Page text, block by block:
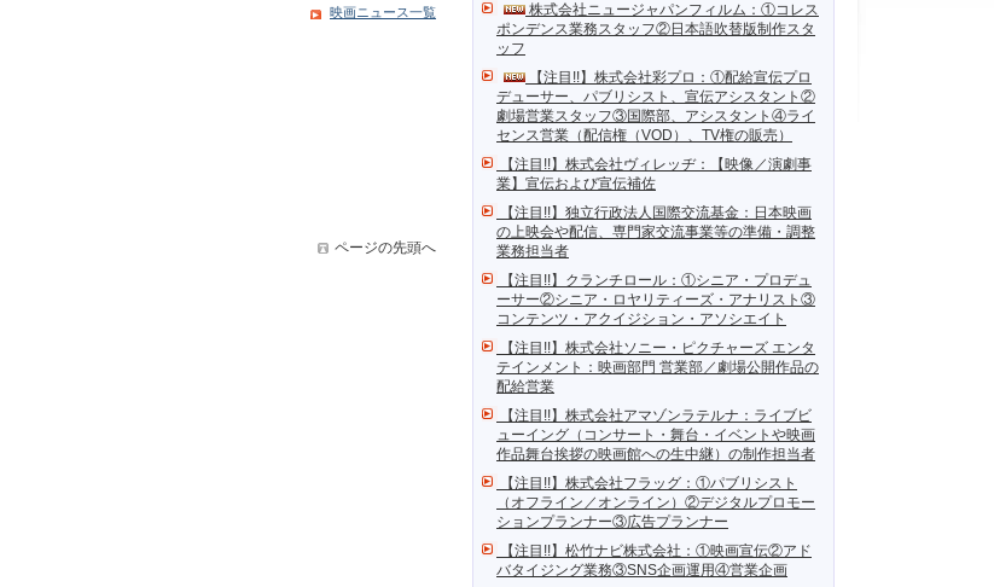
株式会社ニュージャパンフィルム：①コレス
ポンデンス業務スタッフ②日本語吹替版制作スタ
ッフ
【注目!!】株式会社彩プロ：①配給宣伝プロ
デューサー、パブリシスト、宣伝アシスタント②
劇場営業スタッフ③国際部、アシスタント④ライ
センス営業（配信権（VOD）、TV権の販売）
【注目!!】株式会社ヴィレッヂ：【映像／演劇事
業】宣伝および宣伝補佐
【注目!!】独立行政法人国際交流基金：日本映画
の上映会や配信、専門家交流事業等の準備・調整
業務担当者
【注目!!】クランチロール：①シニア・プロデュ
ーサー②シニア・ロヤリティーズ・アナリスト③
コンテンツ・アクイジション・アソシエイト
【注目!!】株式会社ソニー・ピクチャーズ エンタ
テインメント：映画部門 営業部／劇場公開作品の
配給営業
【注目!!】株式会社アマゾンラテルナ：ライブビ
ューイング（コンサート・舞台・イベントや映画
作品舞台挨拶の映画館への生中継）の制作担当者
【注目!!】株式会社フラッグ：①パブリシスト
（オフライン／オンライン）②デジタルプロモー
ションプランナー③広告プランナー
【注目!!】松竹ナビ株式会社：①映画宣伝②アド
バタイジング業務③SNS企画運用④営業企画
映画ニュース一覧
ページの先頭へ